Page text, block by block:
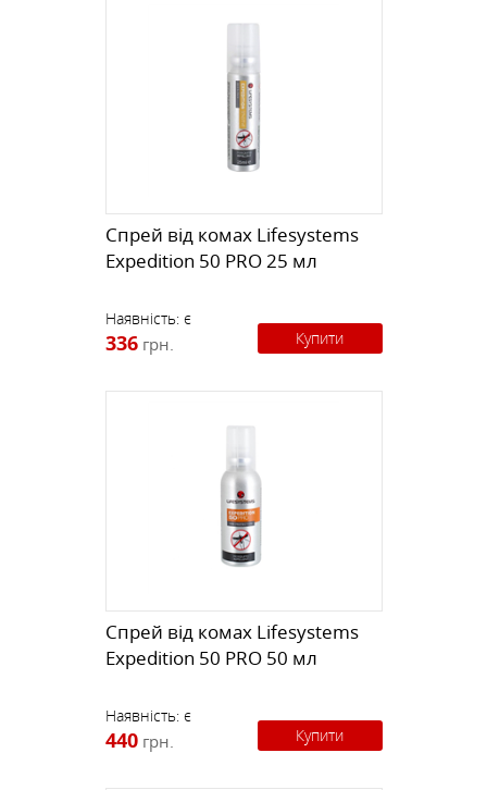
Спрей від комах Lifesystems
Expedition 50 PRO 25 мл
Наявність: є
336 грн. Купити
Спрей від комах Lifesystems
Expedition 50 PRO 50 мл
Наявність: є
440 грн. Купити